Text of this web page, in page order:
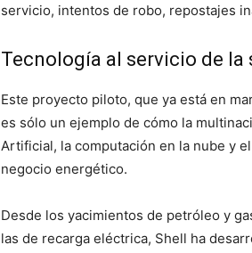
servicio, intentos de robo, repostajes
Tecnología al servicio de la
Este proyecto piloto, que ya está en
es sólo un ejemplo de cómo la
Artificial, la computación en la nube y
negocio energético.
Desde los yacimientos de petróleo y
las de recarga eléctrica, Shell ha